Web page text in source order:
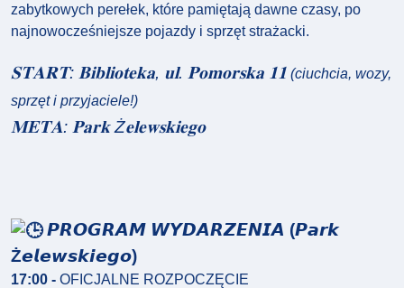
zabytkowych perełek, które pamiętają dawne czasy, po
najnowocześniejsze pojazdy i sprzęt strażacki.
𝐒𝐓𝐀𝐑𝐓: 𝐁𝐢𝐛𝐥𝐢𝐨𝐭𝐞𝐤𝐚, 𝐮𝐥. 𝐏𝐨𝐦𝐨𝐫𝐬𝐤𝐚 𝟏𝟏 (ciuchcia, wozy,
sprzęt i przyjaciele!)
𝐌𝐄𝐓𝐀: 𝐏𝐚𝐫𝐤 Ż𝐞𝐥𝐞𝐰𝐬𝐤𝐢𝐞𝐠𝐨
𝙋𝙍𝙊𝙂𝙍𝘼𝙈 𝙒𝙔𝘿𝘼𝙍𝙕𝙀𝙉𝙄𝘼 (𝙋𝙖𝙧𝙠
Ż𝙚𝙡𝙚𝙬𝙨𝙠𝙞𝙚𝙜𝙤)
17:00 - OFICJALNE ROZPOCZĘCIE